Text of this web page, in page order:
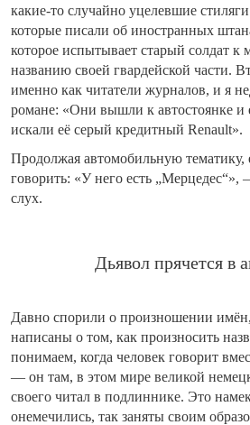
какие-то случайно уцелевшие
которые писали об иностранных
которое испытывает старый солдат к
названию своей гвардейской части.
именно как читатели журналов, и я
романе: «Они вышли к автостоянке и
искали её серый кредитный Renault».
Продолжая автомобильную тематику,
говорить: «У него есть „Мерцедес“»,
слух.
Дьявол прячется в
Давно спорили о произношении
написаны о том, как произносить
понимаем, когда человек говорит
— он там, в этом мире великой
своего читал в подлиннике. Это
онемечились, так заняты своим